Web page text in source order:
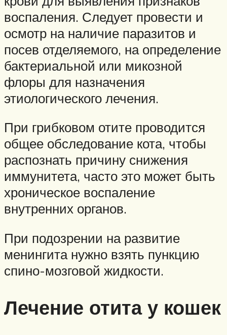
воспаления. Следует провести и
осмотр на наличие паразитов и
посев отделяемого, на определение
бактериальной или микозной
флоры для назначения
этиологического лечения.
При грибковом отите проводится
общее обследование кота, чтобы
распознать причину снижения
иммунитета, часто это может быть
хроническое воспаление
внутренних органов.
При подозрении на развитие
менингита нужно взять пункцию
спино-мозговой жидкости.
Лечение отита у кошек